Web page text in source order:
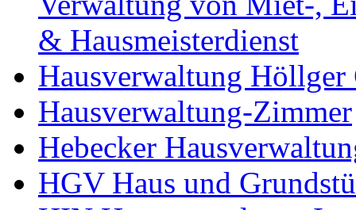
& Hausmeisterdienst
Hausverwaltung Höllger
Hausverwaltung-Zimmer
Hebecker
HGV Haus und